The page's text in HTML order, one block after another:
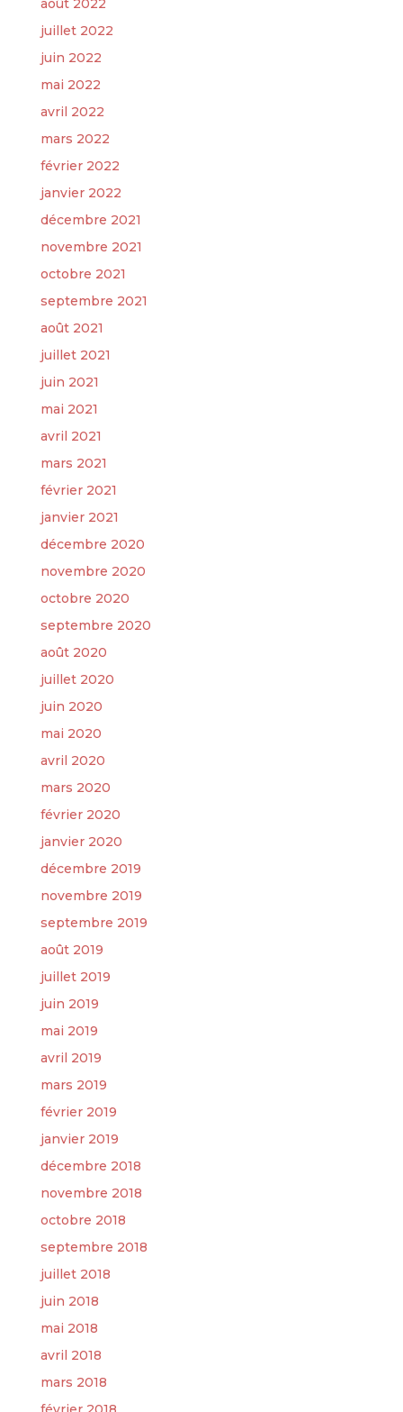
août 2022
juillet 2022
juin 2022
mai 2022
avril 2022
mars 2022
février 2022
janvier 2022
décembre 2021
novembre 2021
octobre 2021
septembre 2021
août 2021
juillet 2021
juin 2021
mai 2021
avril 2021
mars 2021
février 2021
janvier 2021
décembre 2020
novembre 2020
octobre 2020
septembre 2020
août 2020
juillet 2020
juin 2020
mai 2020
avril 2020
mars 2020
février 2020
janvier 2020
décembre 2019
novembre 2019
septembre 2019
août 2019
juillet 2019
juin 2019
mai 2019
avril 2019
mars 2019
février 2019
janvier 2019
décembre 2018
novembre 2018
octobre 2018
septembre 2018
juillet 2018
juin 2018
mai 2018
avril 2018
mars 2018